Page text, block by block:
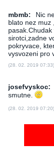
mbmb:
Nic
blato nez muz
sirotci,zadne
pokryvace,
vysvozeni pro
(28. 02. 2019 07:33)
josefvyskoc:
smutne.
(28. 02. 2019 07:20)